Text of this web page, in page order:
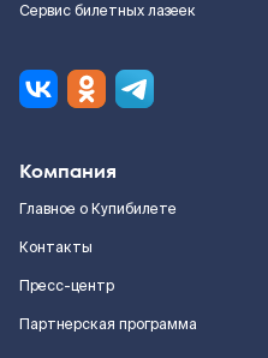
Сервис билетных лазеек
Компания
Главное о Купибилете
Контакты
Пресс-центр
Партнерская программа